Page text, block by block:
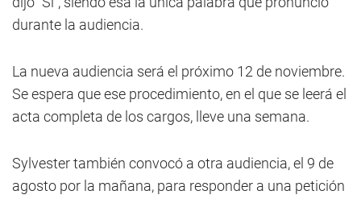
durante la audiencia.
La nueva audiencia será el próximo 12 de noviembre.
Se espera que ese procedimiento, en el que se leerá el
acta completa de los cargos, lleve una semana.
Sylvester también convocó a otra audiencia, el 9 de
agosto por la mañana, para responder a una petición